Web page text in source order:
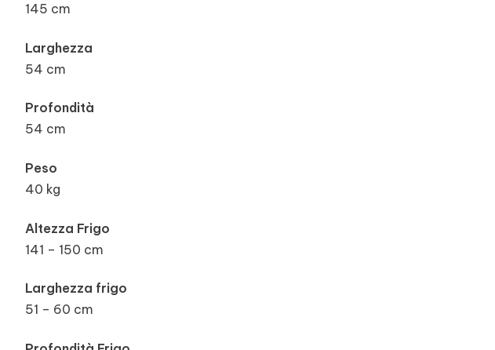
145 cm
Larghezza
54 cm
Profondità
54 cm
Peso
40 kg
Altezza Frigo
141 – 150 cm
Larghezza frigo
51 – 60 cm